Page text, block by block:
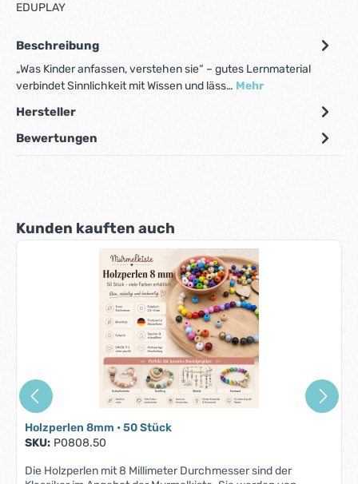
EDUPLAY
Beschreibung
„Was Kinder anfassen, verstehen sie“ – gutes Lernmaterial
verbindet Sinnlichkeit mit Wissen und läss… Mehr
Hersteller
Bewertungen
Produktgalerie überspringen
Kunden kauften auch
Holzperlen 8mm • 50 Stück
SKU: P0808.50
Die Holzperlen mit 8 Millimeter Durchmesser sind der